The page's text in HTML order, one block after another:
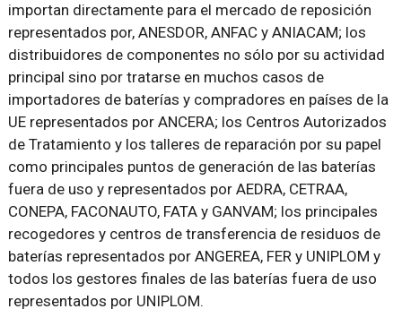
importan directamente para el mercado de reposición
representados por, ANESDOR, ANFAC y ANIACAM; los
distribuidores de componentes no sólo por su actividad
principal sino por tratarse en muchos casos de
importadores de baterías y compradores en países de la
UE representados por ANCERA; los Centros Autorizados
de Tratamiento y los talleres de reparación por su papel
como principales puntos de generación de las baterías
fuera de uso y representados por AEDRA, CETRAA,
CONEPA, FACONAUTO, FATA y GANVAM; los principales
recogedores y centros de transferencia de residuos de
baterías representados por ANGEREA, FER y UNIPLOM y
todos los gestores finales de las baterías fuera de uso
representados por UNIPLOM.